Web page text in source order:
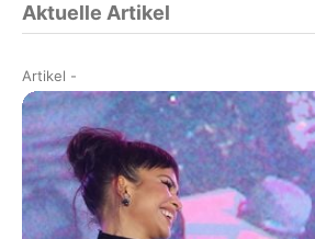
Aktuelle Artikel
Artikel -